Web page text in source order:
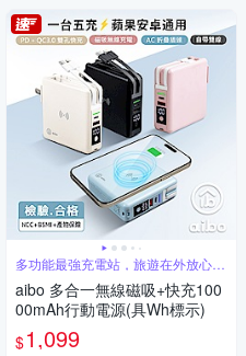
多功能最強充電站，旅遊在外放心娛
樂
aibo 多合一無線磁吸+快充100
00mAh行動電源(具Wh標示)
$1,099